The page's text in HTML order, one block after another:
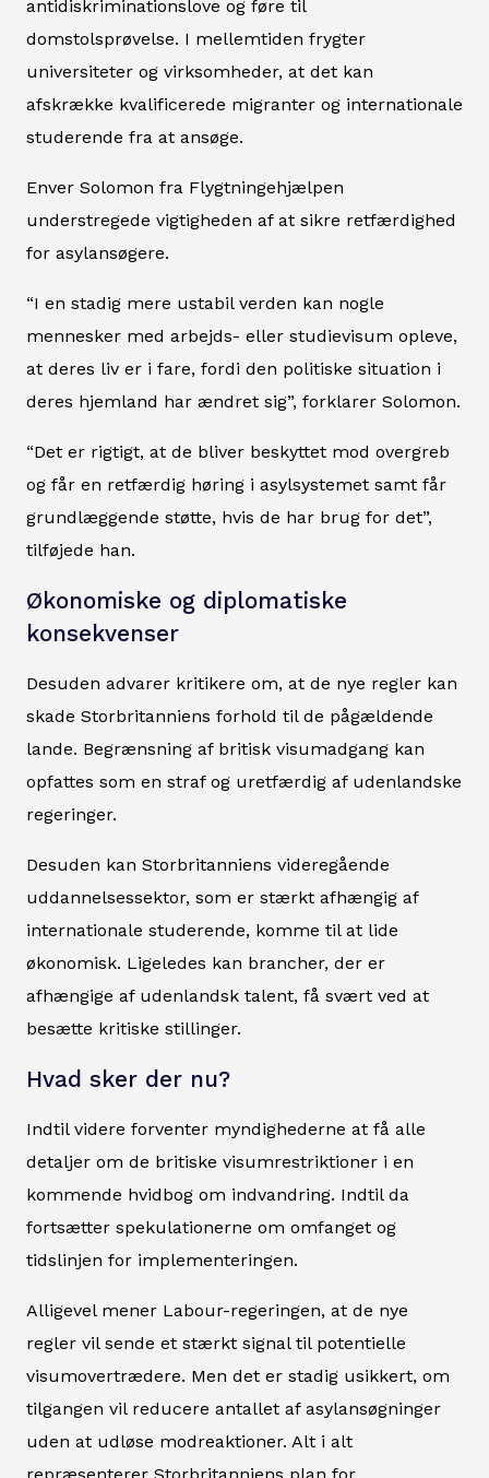
antidiskriminationslove og føre til
domstolsprøvelse. I mellemtiden frygter
universiteter og virksomheder, at det kan
afskrække kvalificerede migranter og internationale
studerende fra at ansøge.
Enver Solomon fra Flygtningehjælpen
understregede vigtigheden af at sikre retfærdighed
for asylansøgere.
“I en stadig mere ustabil verden kan nogle
mennesker med arbejds- eller studievisum opleve,
at deres liv er i fare, fordi den politiske situation i
deres hjemland har ændret sig”, forklarer Solomon.
“Det er rigtigt, at de bliver beskyttet mod overgreb
og får en retfærdig høring i asylsystemet samt får
grundlæggende støtte, hvis de har brug for det”,
tilføjede han.
Økonomiske og diplomatiske
konsekvenser
Desuden advarer kritikere om, at de nye regler kan
skade Storbritanniens forhold til de pågældende
lande. Begrænsning af britisk visumadgang kan
opfattes som en straf og uretfærdig af udenlandske
regeringer.
Desuden kan Storbritanniens videregående
uddannelsessektor, som er stærkt afhængig af
internationale studerende, komme til at lide
økonomisk. Ligeledes kan brancher, der er
afhængige af udenlandsk talent, få svært ved at
besætte kritiske stillinger.
Hvad sker der nu?
Indtil videre forventer myndighederne at få alle
detaljer om de britiske visumrestriktioner i en
kommende hvidbog om indvandring. Indtil da
fortsætter spekulationerne om omfanget og
tidslinjen for implementeringen.
Alligevel mener Labour-regeringen, at de nye
regler vil sende et stærkt signal til potentielle
visumovertrædere. Men det er stadig usikkert, om
tilgangen vil reducere antallet af asylansøgninger
uden at udløse modreaktioner. Alt i alt